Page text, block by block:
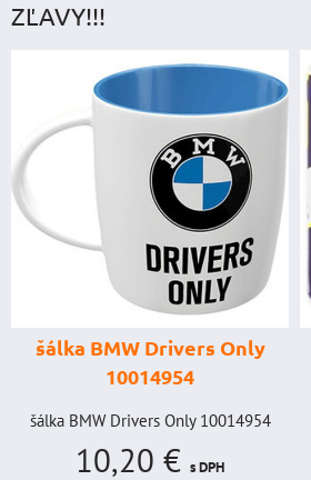
ZĽAVY!!!
šálka "Yamaha VR46"
10014772
šálka "Yamaha VR46" 10014772
19,46 €s DPH